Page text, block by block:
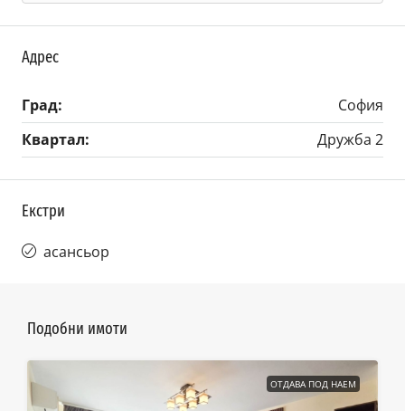
Адрес
Град:
София
Квартал:
Дружба 2
Екстри
асансьор
Подобни имоти
ОТДАВА ПОД НАЕМ